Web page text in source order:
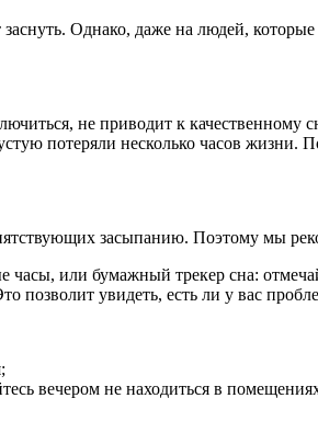
Однако, даже на людей,
не приводит к качественному
потеряли несколько часов жизни.
засыпанию. Поэтому мы
или бумажный трекер сна:
позволит увидеть, есть ли у вас
вечером не находиться в